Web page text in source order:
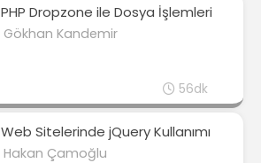
PHP Dropzone ile Dosya İşlemleri
Gökhan Kandemir
56dk
Web Sitelerinde jQuery Kullanımı
Hakan Çamoğlu